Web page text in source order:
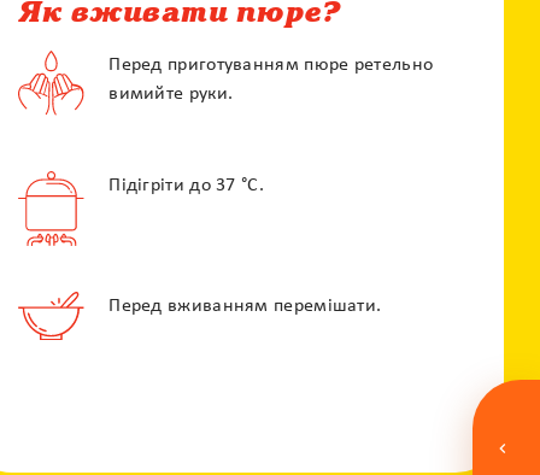
Залиште своє питання і наші фахівці
Як вживати пюре?
Перед приготуванням пюре ретельно
вимийте руки.
Підігріти до 37 °С.
Перед вживанням перемішати.